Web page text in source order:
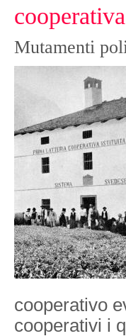
cooperativa
Mutamenti
cooperativo
cooperativi i